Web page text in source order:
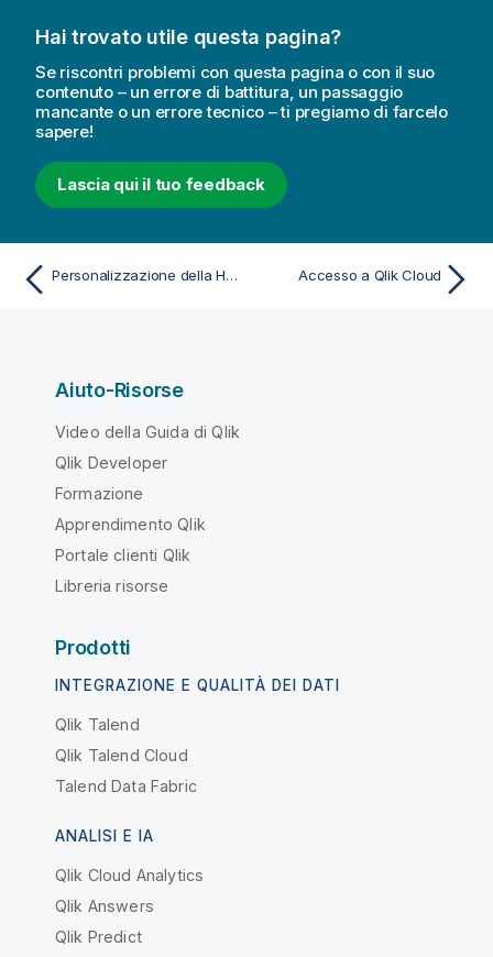
Hai trovato utile questa pagina?
Se riscontri problemi con questa pagina o con il suo
contenuto – un errore di battitura, un passaggio
mancante o un errore tecnico – ti pregiamo di farcelo
sapere!
Lascia qui il tuo feedback
Personalizzazione della Home del centro attività Informazioni strategiche Accesso a Qlik Cloud
Aiuto-Risorse
Video della Guida di Qlik
Qlik Developer
Formazione
Apprendimento Qlik
Portale clienti Qlik
Libreria risorse
Prodotti
INTEGRAZIONE E QUALITÀ DEI DATI
Qlik Talend
Qlik Talend Cloud
Talend Data Fabric
ANALISI E IA
Qlik Cloud Analytics
Qlik Answers
Qlik Predict